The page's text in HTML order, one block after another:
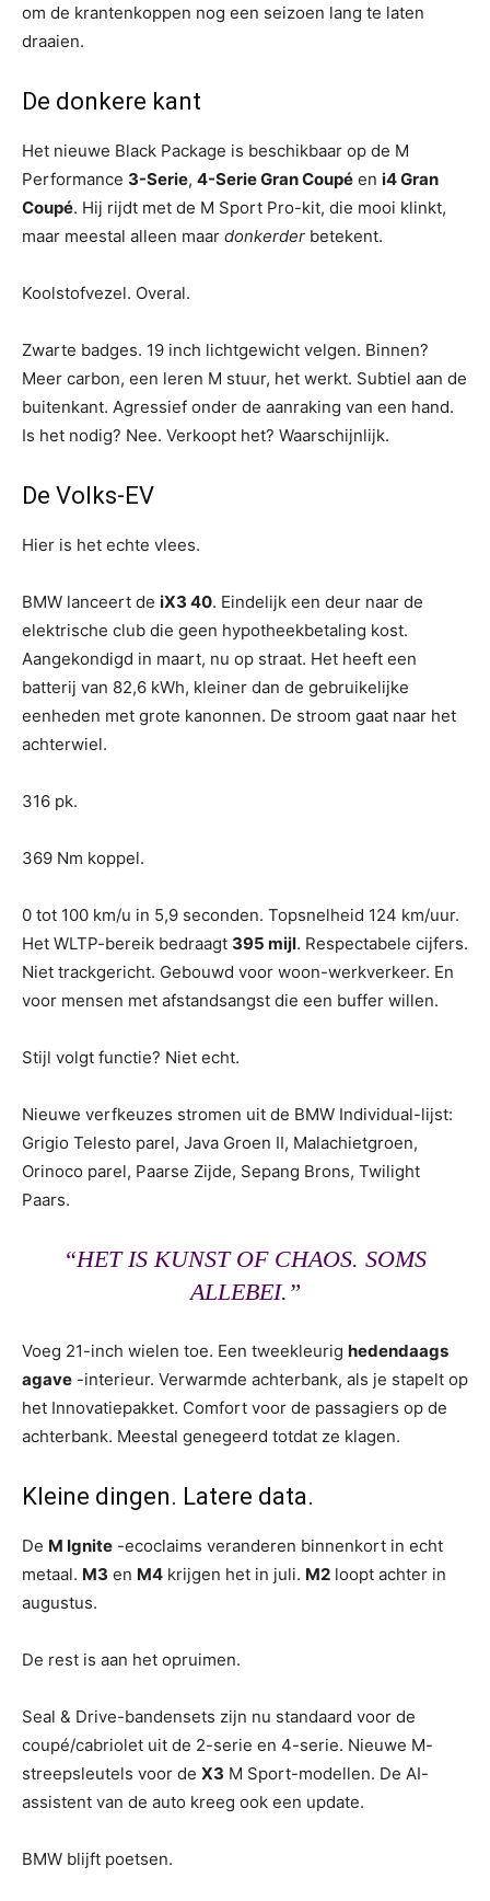
om de krantenkoppen nog een seizoen lang te laten
draaien.
De donkere kant
Het nieuwe Black Package is beschikbaar op de M
Performance 3-Serie, 4-Serie Gran Coupé en i4 Gran
Coupé. Hij rijdt met de M Sport Pro-kit, die mooi klinkt,
maar meestal alleen maar donkerder betekent.
Koolstofvezel. Overal.
Zwarte badges. 19 inch lichtgewicht velgen. Binnen?
Meer carbon, een leren M stuur, het werkt. Subtiel aan de
buitenkant. Agressief onder de aanraking van een hand.
Is het nodig? Nee. Verkoopt het? Waarschijnlijk.
De Volks-EV
Hier is het echte vlees.
BMW lanceert de iX3 40. Eindelijk een deur naar de
elektrische club die geen hypotheekbetaling kost.
Aangekondigd in maart, nu op straat. Het heeft een
batterij van 82,6 kWh, kleiner dan de gebruikelijke
eenheden met grote kanonnen. De stroom gaat naar het
achterwiel.
316 pk.
369 Nm koppel.
0 tot 100 km/u in 5,9 seconden. Topsnelheid 124 km/uur.
Het WLTP-bereik bedraagt ​​ 395 mijl. Respectabele cijfers.
Niet trackgericht. Gebouwd voor woon-werkverkeer. En
voor mensen met afstandsangst die een buffer willen.
Stijl volgt functie? Niet echt.
Nieuwe verfkeuzes stromen uit de BMW Individual-lijst:
Grigio Telesto parel, Java Groen II, Malachietgroen,
Orinoco parel, Paarse Zijde, Sepang Brons, Twilight
Paars.
“HET IS KUNST OF CHAOS. SOMS
ALLEBEI.”
Voeg 21-inch wielen toe. Een tweekleurig hedendaags
agave -interieur. Verwarmde achterbank, als je stapelt op
het Innovatiepakket. Comfort voor de passagiers op de
achterbank. Meestal genegeerd totdat ze klagen.
Kleine dingen. Latere data.
De M Ignite -ecoclaims veranderen binnenkort in echt
metaal. M3 en M4 krijgen het in juli. M2 loopt achter in
augustus.
De rest is aan het opruimen.
Seal & Drive-bandensets zijn nu standaard voor de
coupé/cabriolet uit de 2-serie en 4-serie. Nieuwe M-
streepsleutels voor de X3 M Sport-modellen. De AI-
assistent van de auto kreeg ook een update.
BMW blijft poetsen.